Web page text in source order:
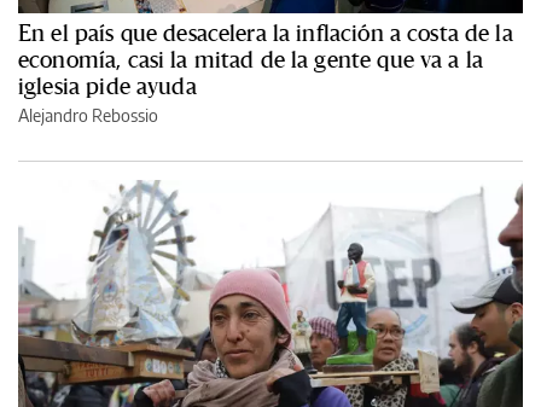
En el país que desacelera la inflación a costa de la
economía, casi la mitad de la gente que va a la
iglesia pide ayuda
Alejandro Rebossio